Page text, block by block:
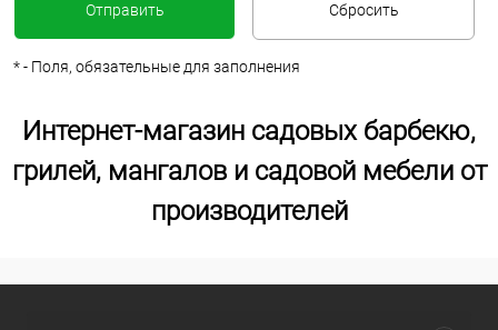
*- Поля, обязательные для заполнения
Интернет-магазин садовых барбекю,
грилей, мангалов и садовой мебели от
производителей